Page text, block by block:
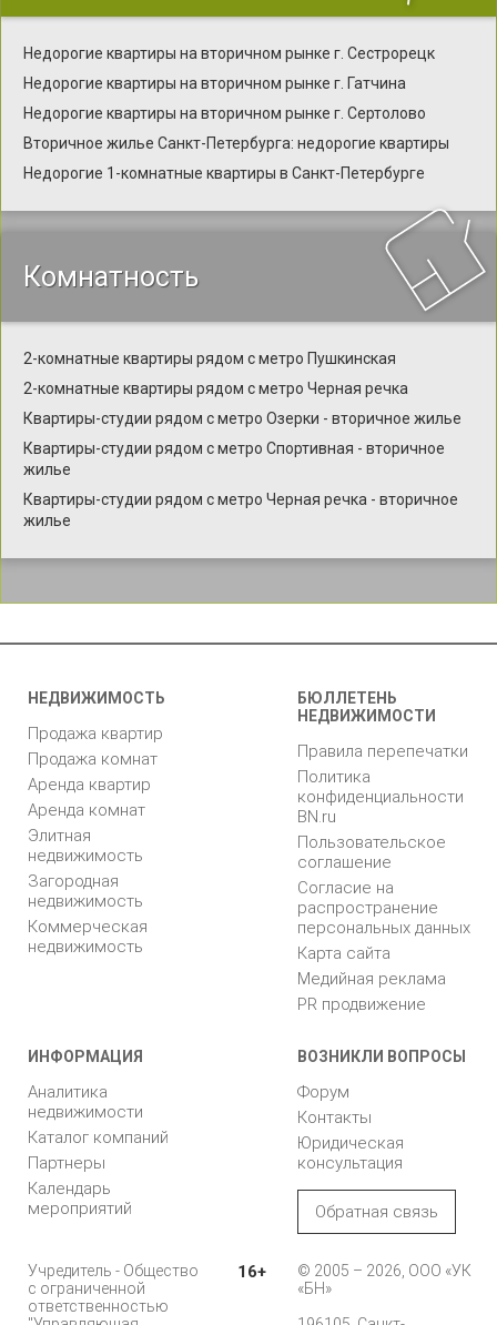
Недорогие квартиры на вторичном рынке г. Сестрорецк
Недорогие квартиры на вторичном рынке г. Гатчина
Недорогие квартиры на вторичном рынке г. Сертолово
Вторичное жилье Санкт-Петербурга: недорогие квартиры
Недорогие 1-комнатные квартиры в Санкт-Петербурге
Комнатность
2-комнатные квартиры рядом с метро Пушкинская
2-комнатные квартиры рядом с метро Черная речка
Квартиры-студии рядом с метро Озерки - вторичное жилье
Квартиры-студии рядом с метро Спортивная - вторичное
жилье
Квартиры-студии рядом с метро Черная речка - вторичное
жилье
НЕДВИЖИМОСТЬ
Продажа квартир
Продажа комнат
Аренда квартир
Аренда комнат
Элитная
недвижимость
Загородная
недвижимость
Коммерческая
недвижимость
БЮЛЛЕТЕНЬ
НЕДВИЖИМОСТИ
Правила перепечатки
Политика
конфиденциальности
BN.ru
Пользовательское
соглашение
Согласие на
распространение
персональных данных
Карта сайта
Медийная реклама
PR продвижение
ИНФОРМАЦИЯ
Аналитика
недвижимости
Каталог компаний
Партнеры
Календарь
мероприятий
ВОЗНИКЛИ ВОПРОСЫ
Форум
Контакты
Юридическая
консультация
Обратная связь
Учредитель - Общество
с ограниченной
ответственностью
16+
© 2005 – 2026, ООО «УК
«БН»